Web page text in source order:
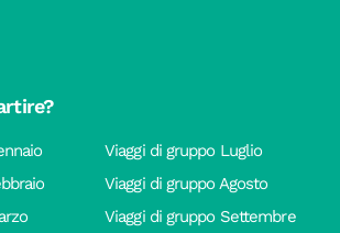
Viaggi di gruppo Luglio
Viaggi di gruppo Agosto
Viaggi di gruppo Settembre